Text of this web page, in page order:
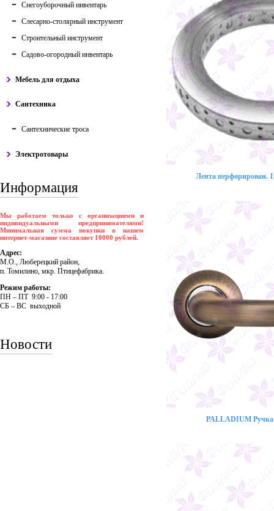
Снегоуборочный инвентарь
Слесарно-столярный инструмент
Строительный инструмент
Садово-огородный инвентарь
Мебель для отдыха
Сантехника
Сантехнические троса
Электротовары
Информация
Мы работаем только с организациями и
индивидуальными предпринимателями!
Минимальная сумма покупки в нашем
интернет-магазине составляет 10000 рублей.
Адрес:
М.О., Люберецкий район,
п. Томилино, мкр. Птицефабрика.
Режим работы:
ПH – ПT 9:00 - 17:00
CБ – BC выходной
Новости
Лента перфорирован.
PALLADIUM Ручка